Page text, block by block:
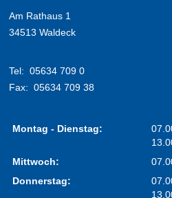
Am Rathaus 1
34513 Waldeck
Tel: 05634 709 0
Fax: 05634 709 38
Montag - Dienstag:
Mittwoch:
Donnerstag: